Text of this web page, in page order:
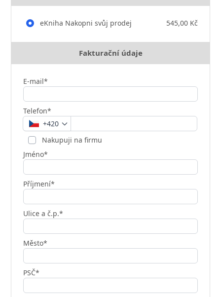
eKniha Nakopni svůj prodej 545,00 Kč
Fakturační údaje
E-mail*
Telefon*
+420
Nakupuji na firmu
Jméno*
Příjmení*
Ulice a č.p.*
Město*
PSČ*